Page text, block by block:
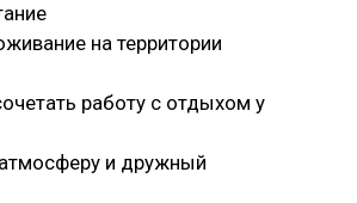
на территории
работу с отдыхом у
и дружный